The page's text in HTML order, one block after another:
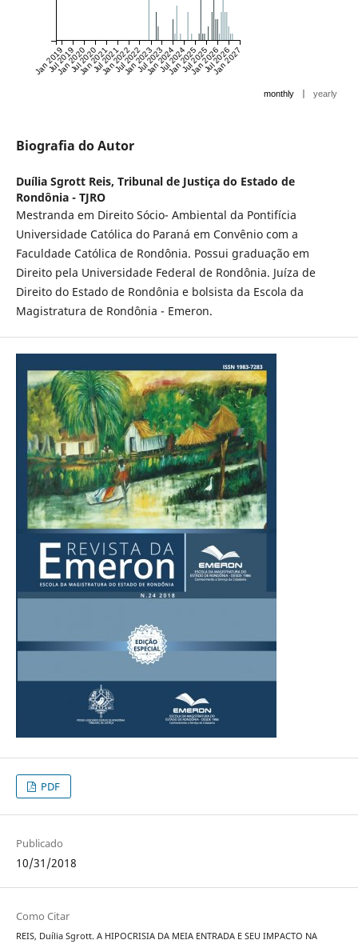
Jan 2019
Jul 2019
Jan 2020
Jul 2020
Jan 2021
Jul 2021
Jan 2022
Jul 2022
Jan 2023
Jul 2023
Jan 2024
Jul 2024
Jan 2025
Jul 2025
Jan 2026
Jul 2026
Jan 2027
monthly | yearly
Biografia do Autor
Duília Sgrott Reis, Tribunal de Justiça do Estado de
Rondônia - TJRO
Mestranda em Direito Sócio- Ambiental da Pontifícia
Universidade Católica do Paraná em Convênio com a
Faculdade Católica de Rondônia. Possui graduação em
Direito pela Universidade Federal de Rondônia. Juíza de
Direito do Estado de Rondônia e bolsista da Escola da
Magistratura de Rondônia - Emeron.
PDF
Publicado
10/31/2018
Como Citar
REIS, Duília Sgrott. A HIPOCRISIA DA MEIA ENTRADA E SEU IMPACTO NA